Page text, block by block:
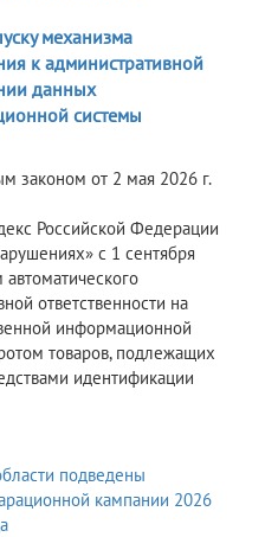
механизма
к административной
данных
системы
законом от 2 мая 2026 г.
Российской Федерации
с 1 сентября
ответственности на
информационной
товаров, подлежащих
идентификации